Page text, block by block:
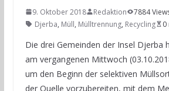
9. Oktober 2018 Redaktion
7884
Djerba, Müll, Mülltrennung, Recycling 0
Die drei Gemeinden der Insel Djerba
am vergangenen Mittwoch
um den Beginn der selektiven
der Quelle vorzubereiten, mit dem